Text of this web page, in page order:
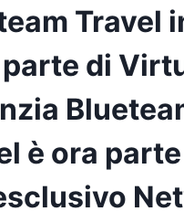
Travel
di
è ora parte